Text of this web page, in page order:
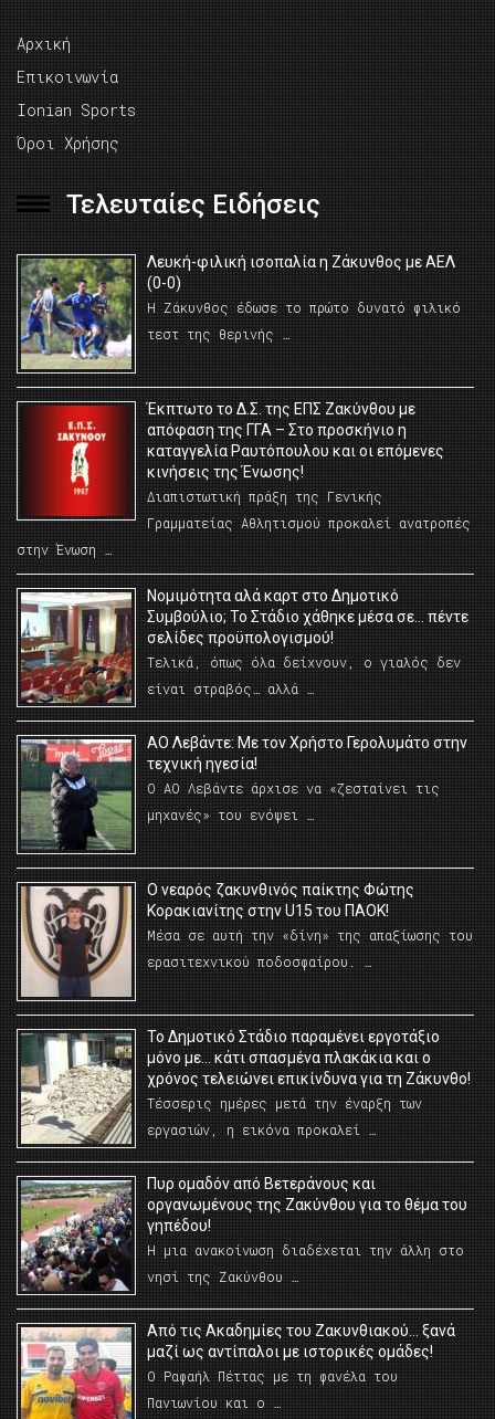
Αρχική
Επικοινωνία
Ionian Sports
Όροι Χρήσης
Τελευταίες Ειδήσεις
Λευκή-φιλική ισοπαλία η Ζάκυνθος με ΑΕΛ
(0-0)
Η Ζάκυνθος έδωσε το πρώτο δυνατό φιλικό
τεστ της θερινής …
Έκπτωτο το Δ.Σ. της ΕΠΣ Ζακύνθου με
απόφαση της ΓΓΑ – Στο προσκήνιο η
καταγγελία Ραυτόπουλου και οι επόμενες
κινήσεις της Ένωσης!
Διαπιστωτική πράξη της Γενικής
Γραμματείας Αθλητισμού προκαλεί ανατροπές
στην Ένωση …
Νομιμότητα αλά καρτ στο Δημοτικό
Συμβούλιο; Το Στάδιο χάθηκε μέσα σε… πέντε
σελίδες προϋπολογισμού!
Τελικά, όπως όλα δείχνουν, ο γιαλός δεν
είναι στραβός… αλλά …
ΑΟ Λεβάντε: Με τον Χρήστο Γερολυμάτο στην
τεχνική ηγεσία!
Ο ΑΟ Λεβάντε άρχισε να «ζεσταίνει τις
μηχανές» του ενόψει …
O νεαρός ζακυνθινός παίκτης Φώτης
Κορακιανίτης στην U15 του ΠΑΟΚ!
Μέσα σε αυτή την «δίνη» της απαξίωσης του
ερασιτεχνικού ποδοσφαίρου. …
Το Δημοτικό Στάδιο παραμένει εργοτάξιο
μόνο με… κάτι σπασμένα πλακάκια και ο
χρόνος τελειώνει επικίνδυνα για τη Ζάκυνθο!
Τέσσερις ημέρες μετά την έναρξη των
εργασιών, η εικόνα προκαλεί …
Πυρ ομαδόν από Βετεράνους και
οργανωμένους της Ζακύνθου για το θέμα του
γηπέδου!
Η μια ανακοίνωση διαδέχεται την άλλη στο
νησί της Ζακύνθου …
Από τις Ακαδημίες του Ζακυνθιακού… ξανά
μαζί ως αντίπαλοι με ιστορικές ομάδες!
Ο Ραφαήλ Πέττας με τη φανέλα του
Πανιωνίου και ο …